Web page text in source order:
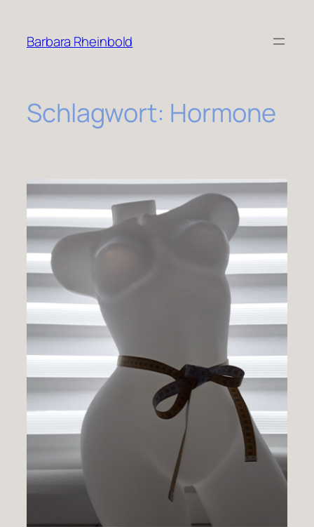
springen
Barbara Rheinbold
Schlagwort: Hormone